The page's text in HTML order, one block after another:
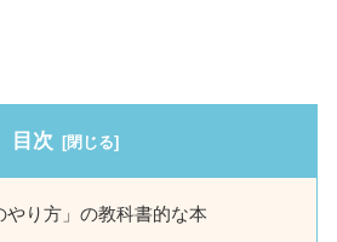
目次
やり方」の教科書的な本